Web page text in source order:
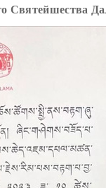
Святейшества